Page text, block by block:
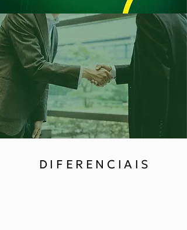
D I F E R E N C I A I S